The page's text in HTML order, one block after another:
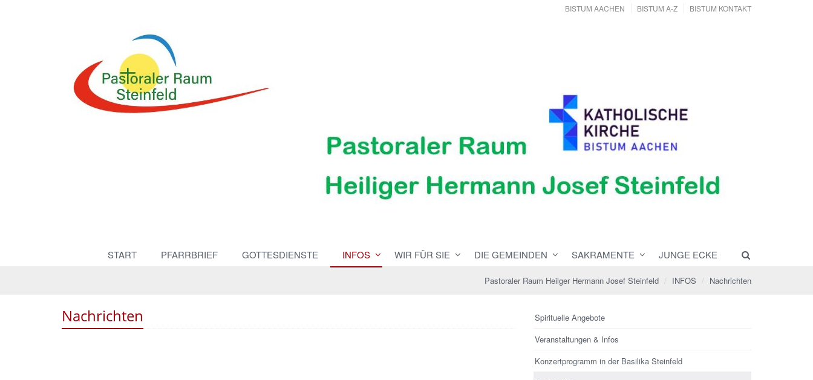
BISTUM AACHEN BISTUM A-Z BISTUM KONTAKT
START PFARRBRIEF GOTTESDIENSTE INFOS WIR FÜR SIE DIE GEMEINDEN SAKRAMENTE JUNGE ECKE
Pastoraler Raum Heilger Hermann Josef Steinfeld INFOS Nachrichten
Nachrichten
Spirituelle Angebote
Veranstaltungen & Infos
Konzertprogramm in der Basilika Steinfeld